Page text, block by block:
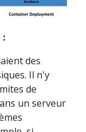
:
des
Il n'y
de
un serveur